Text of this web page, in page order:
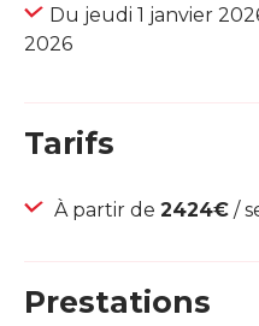
Du jeudi 1 janvier
2026
Tarifs
À partir de 2424€ /
Prestations